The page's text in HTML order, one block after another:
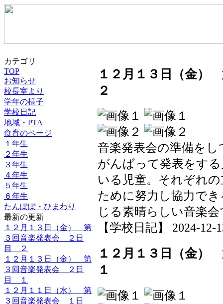
カテゴリ
TOP
お知らせ
校長室より
学年の様子
学校日記
地域・PTA
食育のページ
１年生
２年生
３年生
４年生
５年生
６年生
たんぽぽ・ひまわり
最新の更新
１２月１３日（金） 第
３回音楽発表会 ２日
目 ２
１２月１３日（金） 第
３回音楽発表会 ２日
目 １
１２月１１日（水） 第
３回音楽発表会 １日
１２月１３日（金
２
音楽発表会の準備を
がんばって発表をす
いる児童。それぞれ
ために努力し協力で
じる素晴らしい音楽
【学校日記】 2024-12-
１２月１３日（金
１